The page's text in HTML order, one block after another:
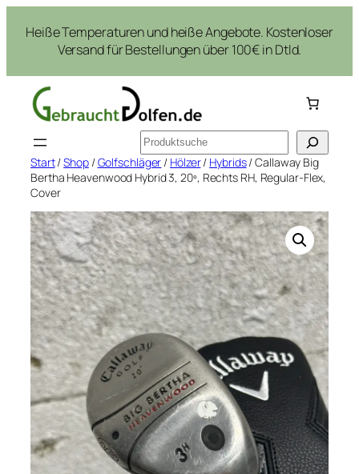
Inhalt
springen
Heiße Temperaturen und heiße Angebote. Kostenloser
Versand für Bestellungen über 100€ in Dtld.
Suchen
Start/Shop/Golfschläger / Hölzer/ Hybrids/ Callaway Big
Bertha Heavenwood Hybrid 3, 20º, Rechts RH, Regular-Flex,
Cover